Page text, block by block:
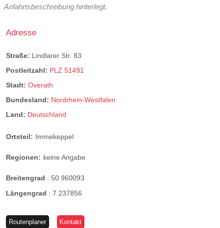
Anfahrtsbeschreibung hinterlegt.
Adresse
Straße: Lindlarer Str. 83
Postleitzahl: PLZ 51491
Stadt: Overath
Bundesland: Nordrhein-Westfalen
Land: Deutschland
Ortsteil: Immekeppel
Regionen: keine Angabe
Breitengrad : 50.960093
Längengrad : 7.237856
Routenplaner Kontakt